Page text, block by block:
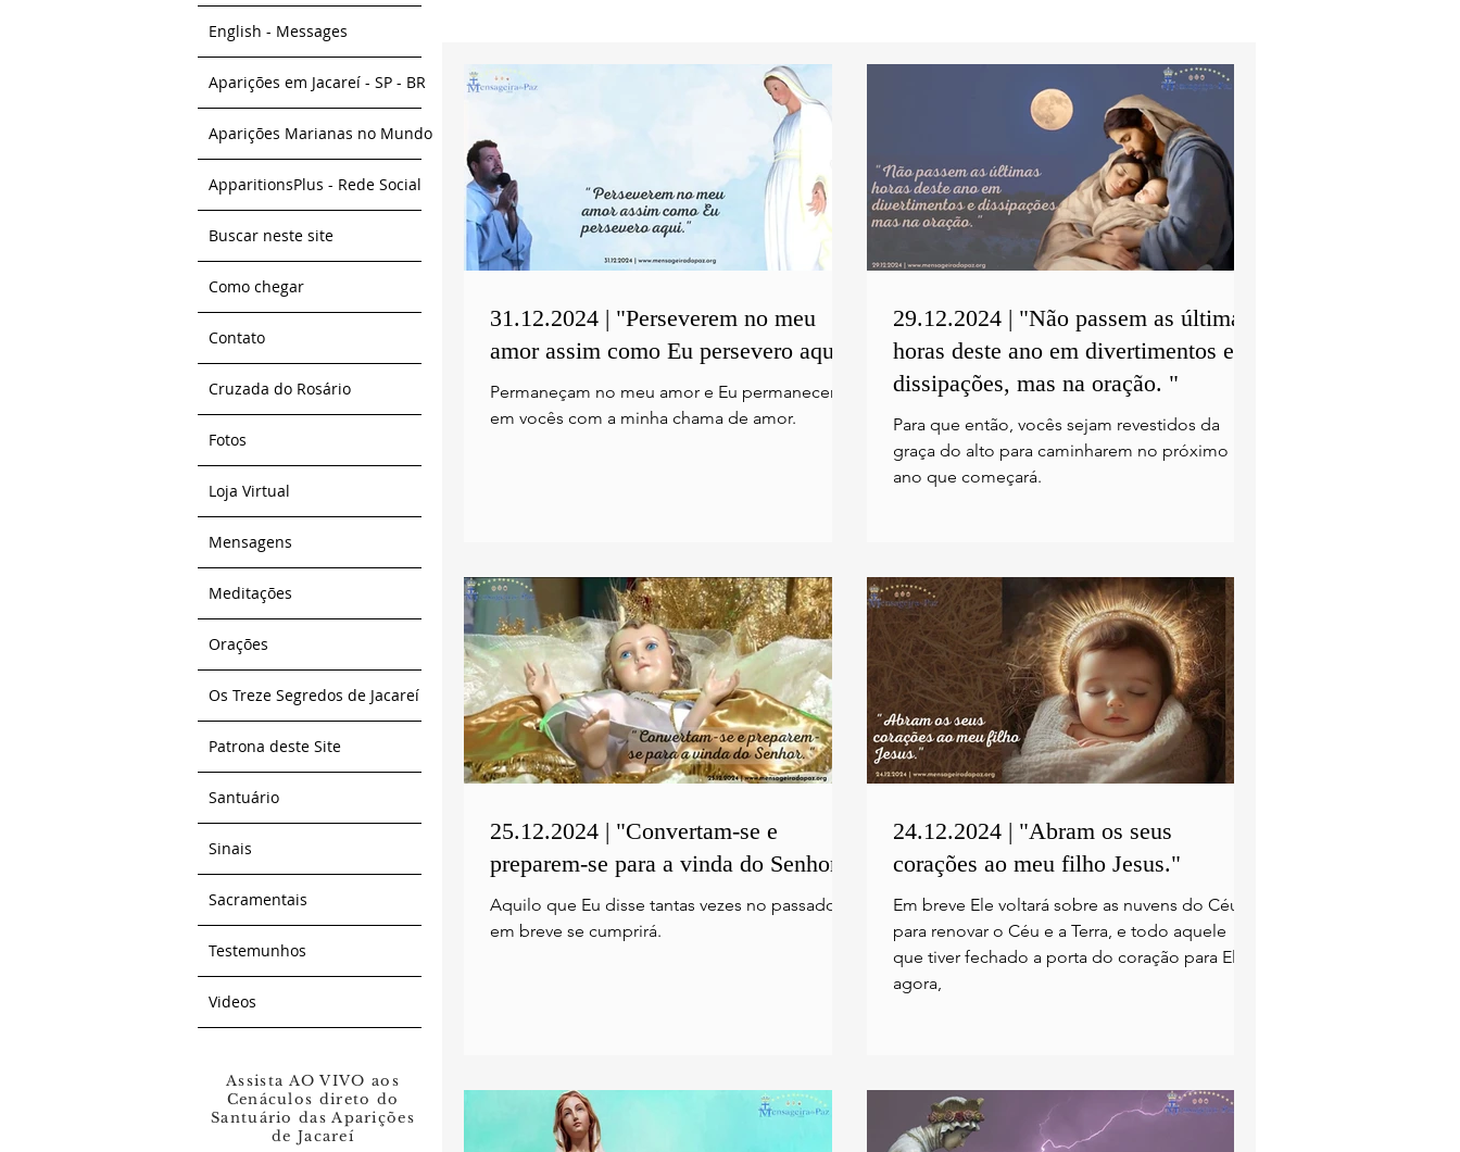
English - Messages
Aparições em Jacareí - SP - BR
Aparições Marianas no Mundo
ApparitionsPlus - Rede Social
Buscar neste site
Como chegar
Contato
Cruzada do Rosário
Fotos
Loja Virtual
Mensagens
Meditações
Orações
Os Treze Segredos de Jacareí
Patrona deste Site
Santuário
Sinais
Sacramentais
Testemunhos
Videos
Assista AO VIVO aos
Cenáculos direto do
Santuário das Aparições
de Jacareí
31.12.2024 | "Perseverem no meu
amor assim como Eu persevero aqui."
Permaneçam no meu amor e Eu permanecerei
em vocês com a minha chama de amor.
29.12.2024 | "Não passem as últimas
horas deste ano em divertimentos e
dissipações, mas na oração. "
Para que então, vocês sejam revestidos da
graça do alto para caminharem no próximo
ano que começará.
25.12.2024 | "Convertam-se e
preparem-se para a vinda do Senhor."
Aquilo que Eu disse tantas vezes no passado
em breve se cumprirá.
24.12.2024 | "Abram os seus
corações ao meu filho Jesus."
Em breve Ele voltará sobre as nuvens do Céu
para renovar o Céu e a Terra, e todo aquele
que tiver fechado a porta do coração para Ele
agora,